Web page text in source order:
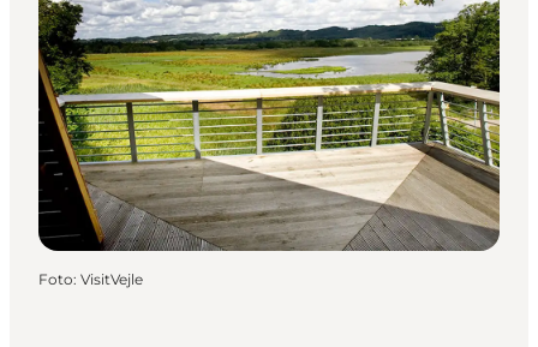
Veranstaltungen
Reiseplanung
Inspiration
Foto: VisitVejle